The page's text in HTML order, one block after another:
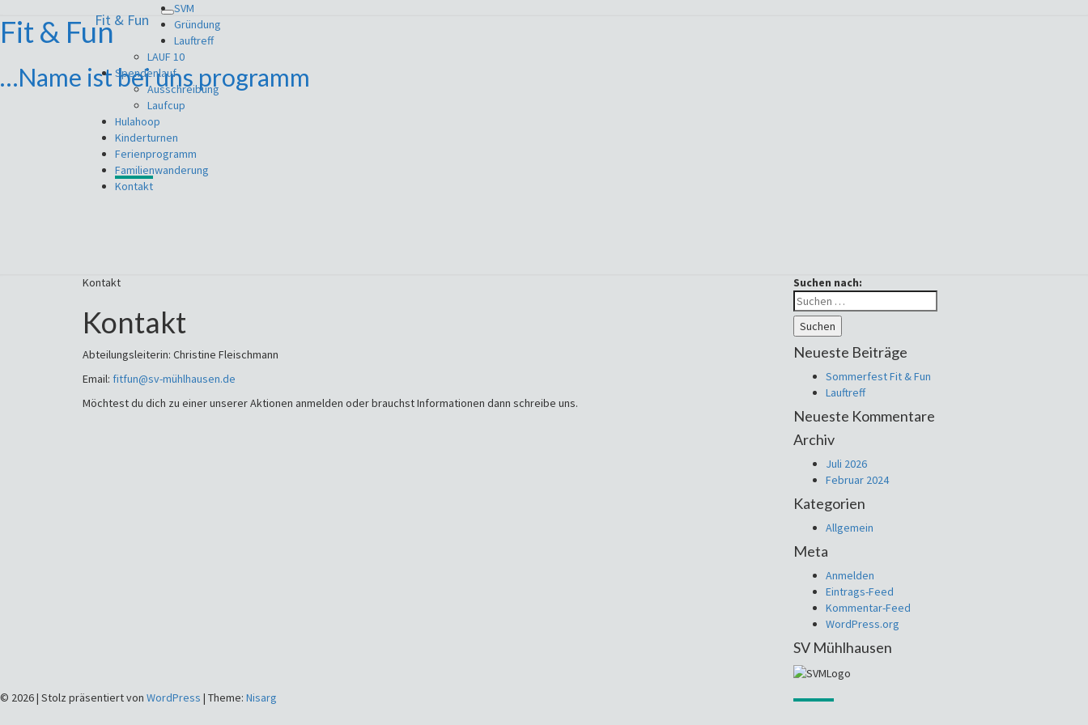
Toggle
navigation
Fit & Fun
SVM
Gründung
Lauftreff
LAUF 10
Spendenlauf
Ausschreibung
Laufcup
Hulahoop
Kinderturnen
Ferienprogramm
Familienwanderung
Kontakt
Fit & Fun
…Name ist bei uns programm
Kontakt
Kontakt
Abteilungsleiterin: Christine Fleischmann
Email: fitfun@sv-mühlhausen.de
Möchtest du dich zu einer unserer Aktionen anmelden oder brauchst Informationen dann schreibe uns.
Suchen nach:
Suchen
Neueste Beiträge
Sommerfest Fit & Fun
Lauftreff
Neueste Kommentare
Archiv
Juli 2026
Februar 2024
Kategorien
Allgemein
Meta
Anmelden
Eintrags-Feed
Kommentar-Feed
WordPress.org
SV Mühlhausen
© 2026| Stolz präsentiert von WordPress | Theme: Nisarg